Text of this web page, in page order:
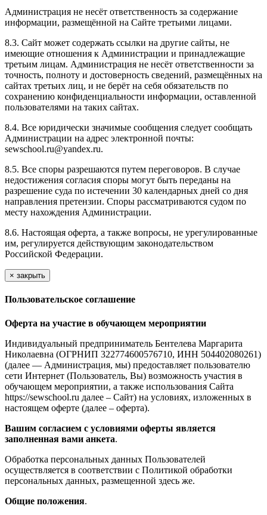
Администрация не несёт ответственность за содержание
информации, размещённой на Сайте третьими лицами.
8.3. Сайт может содержать ссылки на другие сайты, не
имеющие отношения к Администрации и принадлежащие
третьим лицам. Администрация не несёт ответственности за
точность, полноту и достоверность сведений, размещённых на
сайтах третьих лиц, и не берёт на себя обязательств по
сохранению конфиденциальности информации, оставленной
пользователями на таких сайтах.
8.4. Все юридически значимые сообщения следует сообщать
Администрации на адрес электронной почты:
sewschool.ru@yandex.ru.
8.5. Все споры разрешаются путем переговоров. В случае
недостижения согласия споры могут быть переданы на
разрешение суда по истечении 30 календарных дней со дня
направления претензии. Споры рассматриваются судом по
месту нахождения Администрации.
8.6. Настоящая оферта, а также вопросы, не урегулированные
им, регулируется действующим законодательством
Российской Федерации.
× закрыть
Пользовательское соглашение
Оферта на участие в обучающем мероприятии
Индивидуальный предприниматель Бентелева Маргарита
Николаевна (ОГРНИП 322774600576710, ИНН 504402080261)
(далее — Администрация, мы) предоставляет пользователю
сети Интернет (Пользователь, Вы) возможность участия в
обучающем мероприятии, а также использования Сайта
https://sewschool.ru далее – Сайт) на условиях, изложенных в
настоящем оферте (далее – оферта).
Вашим согласием с условиями оферты является
заполненная вами анкета.
Обработка персональных данных Пользователей
осуществляется в соответствии с Политикой обработки
персональных данных, размещенной здесь же.
Общие положения.